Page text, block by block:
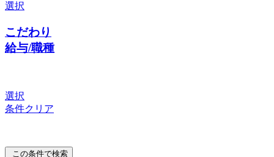
選択
こだわり
給与/職種
選択
条件クリア
この条件で検索